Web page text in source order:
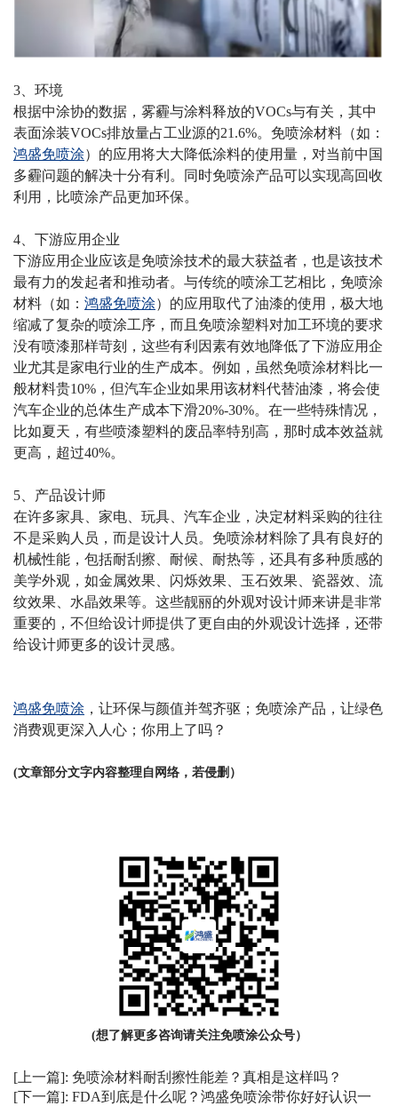
3、环境
根据中涂协的数据，雾霾与涂料释放的VOCs与有关，其中
表面涂装VOCs排放量占工业源的21.6%。免喷涂材料 （如：
鸿盛免喷涂）的应用将大大降低涂料的使用量，对当前中国
多霾问题的解决十分有利。同时免喷涂产品可以实现高回收
利用，比喷涂产品更加环保。
4、下游应用企业
下游应用企业应该是免喷涂技术的最大获益者，也是该技术
最有力的发起者和推动者。与传统的喷涂工艺相比，免喷涂
材料（如： 鸿盛免喷涂） 的应用取代了油漆的使用，极大地
缩减了复杂的喷涂工序，而且免喷涂塑料对加工环境的要求
没有喷漆那样苛刻，这些有利因素有效地降低了下游应用企
业尤其是家电行业的生产成本。例如，虽然免喷涂材料比一
般材料贵10% ，但汽车企业如果用该材料代替油漆，将会使
汽车企业的总体生产成本下滑20%-30%。在一些特殊情况，
比如夏天，有些喷漆塑料的废品率特别高，那时成本效益就
更高，超过40%。
5、产品设计师
在许多家具、家电、玩具、汽车企业，决定材料采购的往往
不是采购人员，而是设计人员。免喷涂材料除了具有良好的
机械性能，包括耐刮擦、耐候、耐热等，还具有多种质感的
美学外观，如金属效果、闪烁效果、玉石效果、瓷器效、流
纹效果、水晶效果等。这些靓丽的外观对设计师来讲是非常
重要的，不但给设计师提供了更自由的外观设计选择，还带
给设计师更多的设计灵感。
鸿盛免喷涂 ，让环保与颜值并驾齐驱；免喷涂产品，让绿色
消费观更深入人心；你用上了吗？
(文章部分文字内容整理自网络，若侵删）
(想了解更多咨询请关注免喷涂公众号）
[上一篇]: 免喷涂材料耐刮擦性能差？真相是这样吗？
[下一篇]: FDA到底是什么呢？鸿盛免喷涂带你好好认识一